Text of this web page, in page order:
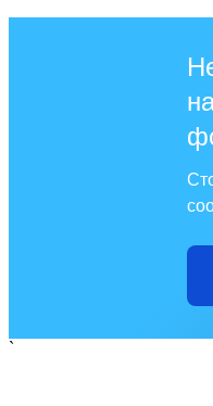
`